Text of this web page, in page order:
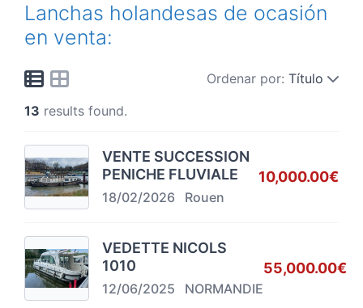
Lanchas holandesas de ocasión
en venta:
Ordenar por: Título
13 results found.
VENTE SUCCESSION
PENICHE FLUVIALE
18/02/2026 Rouen
10,000.00€
VEDETTE NICOLS
1010
12/06/2025 NORMANDIE
55,000.00€